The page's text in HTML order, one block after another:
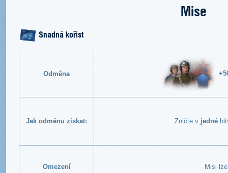
Mise
Snadná kořist
Odměna
Jak odměnu získat: Zničte v jedné
Omezení Misi